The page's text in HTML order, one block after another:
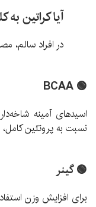
آیا کراتین
در افراد سالم،
🟢 BCAA
اسیدهای آمینه
نسبت به پروتئین
🟢 گینر
برای افزایش وزن